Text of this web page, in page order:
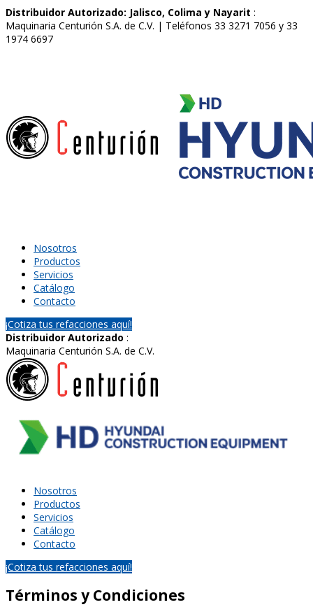
Distribuidor Autorizado: Jalisco, Colima y Nayarit :
Maquinaria Centurión S.A. de C.V. | Teléfonos 33 3271 7056 y 33
1974 6697
Nosotros
Productos
Servicios
Catálogo
Contacto
¡Cotiza tus refacciones aquí!
Distribuidor Autorizado :
Maquinaria Centurión S.A. de C.V.
Nosotros
Productos
Servicios
Catálogo
Contacto
¡Cotiza tus refacciones aquí!
Términos y Condiciones